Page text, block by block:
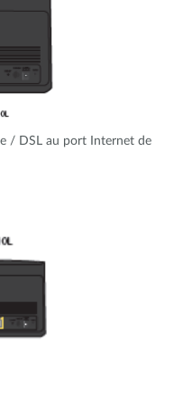
/ DSL au port Internet de